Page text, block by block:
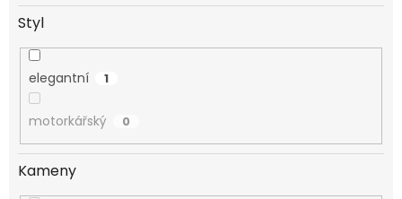
Styl
elegantní 1
motorkářský 0
Kameny